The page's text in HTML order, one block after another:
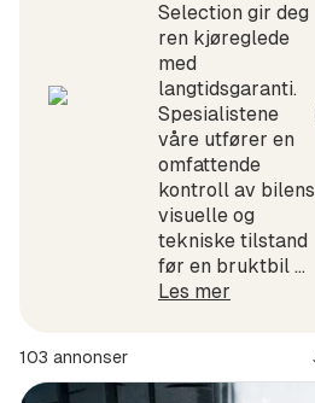
Selection gir deg
ren kjøreglede
med
langtidsgaranti.
Spesialistene
våre utfører en
omfattende
kontroll av bilens
visuelle og
tekniske tilstand
før en bruktbil ...
Les mer
103 annonser